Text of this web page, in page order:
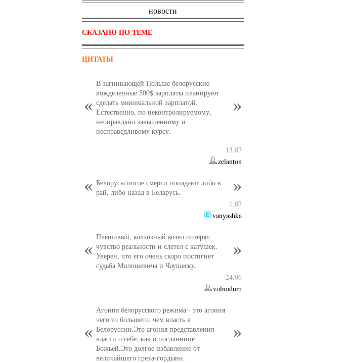
новости
СКАЗАНО ПО ТЕМЕ
ЦИТАТЫ
В загнивающей Польше белорусские
вожделенные 500$ зарплаты планируют
сделать минимальной зарплатой.
Естественно, по неконтролируемому,
неоправдано завышенному и
несправедливому курсу.
13.07
zelanton
Белорусы после смерти попадают либо в
рай, либо назад в Беларусь.
1.07
vanyashka
Плешивый, колхозный козел потерял
чувство реальности и слетел с катушек.
Уверен, что его очень скоро постигнет
судьба Милошевича и Чаушеску.
24.06
volnodum
Агония белорусского режима - это агония
чего то большего, чем власть в
Белоруссии.Это агония представления
власти о себе, как о посланнице
Божьей.Это долгое избавление от
величайшего греха-гордыни.